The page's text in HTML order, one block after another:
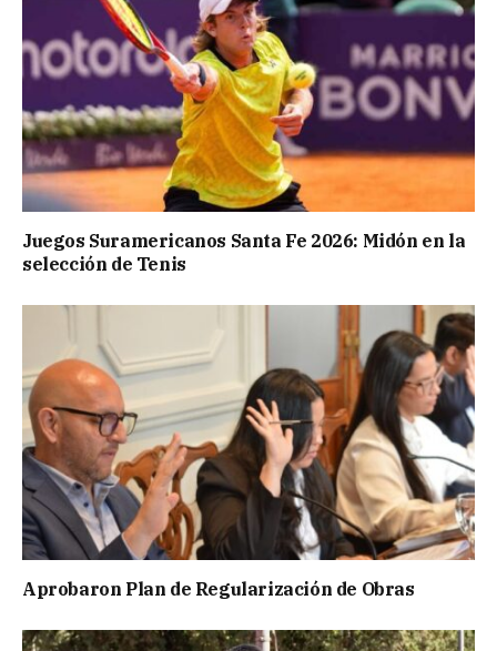
Juegos Suramericanos Santa Fe 2026: Midón en la
selección de Tenis
Aprobaron Plan de Regularización de Obras